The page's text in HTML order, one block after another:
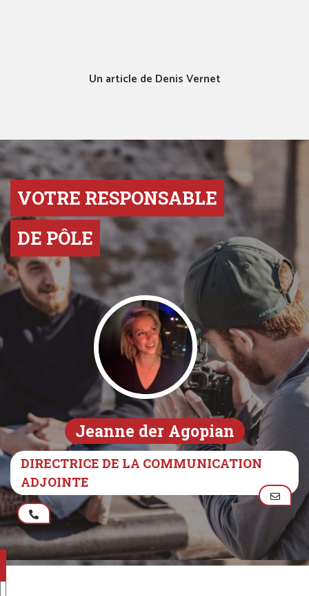
Un article de Denis Vernet
VOTRE RESPONSABLE
DE PÔLE
Jeanne der Agopian
DIRECTRICE DE LA COMMUNICATION
ADJOINTE